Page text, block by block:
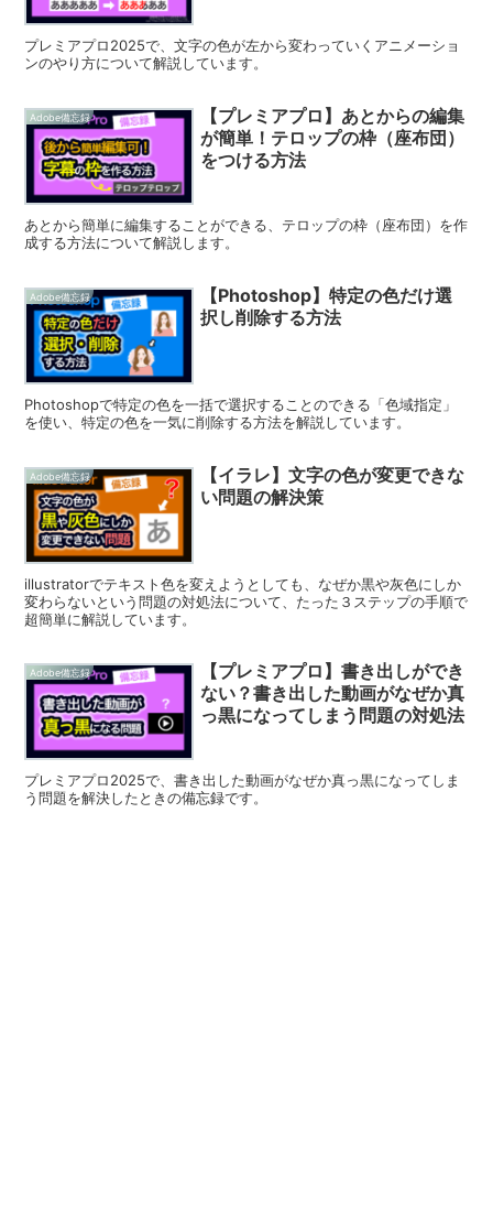
プレミアプロ2025で、文字の色が左から変わっていくアニメーショ
ンのやり方について解説しています。
Adobe備忘録
【プレミアプロ】あとからの編集
が簡単！テロップの枠（座布団）
をつける方法
あとから簡単に編集することができる、テロップの枠（座布団）を作
成する方法について解説します。
Adobe備忘録
【Photoshop】特定の色だけ選
択し削除する方法
Photoshopで特定の色を一括で選択することのできる「色域指定」
を使い、特定の色を一気に削除する方法を解説しています。
Adobe備忘録
【イラレ】文字の色が変更できな
い問題の解決策
illustratorでテキスト色を変えようとしても、なぜか黒や灰色にしか
変わらないという問題の対処法について、たった３ステップの手順で
超簡単に解説しています。
Adobe備忘録
【プレミアプロ】書き出しができ
ない？書き出した動画がなぜか真
っ黒になってしまう問題の対処法
プレミアプロ2025で、書き出した動画がなぜか真っ黒になってしま
う問題を解決したときの備忘録です。